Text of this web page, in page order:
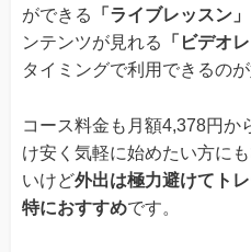
ができる
「ライブレッスン」
ンテンツが見れる
「ビデオ
タイミングで利用できるのが
コース料金も月額4,378円か
け安く気軽に始めたい方に
いけど外出は極力避けてト
特におすすめです。